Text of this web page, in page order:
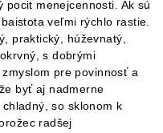
pocit menejcennosti. Ak sú
veľmi rýchlo rastie.
praktický, húževnatý,
s dobrými
pre povinnosť a
byť aj nadmerne
so sklonom k
radšej